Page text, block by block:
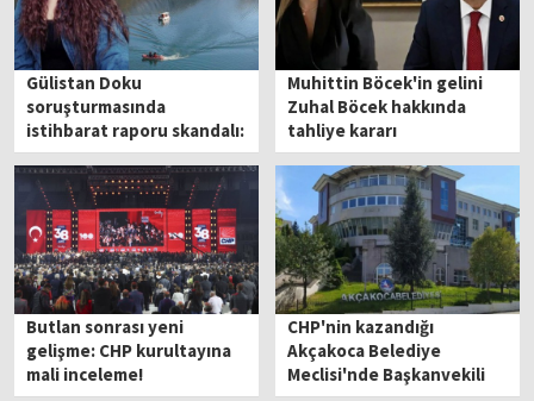
Gülistan Doku
soruşturmasında
istihbarat raporu skandalı:
Daraltılmış baz incelemesi
neden yapılmadı?
Muhittin Böcek'in gelini
Zuhal Böcek hakkında
tahliye kararı
Butlan sonrası yeni
gelişme: CHP kurultayına
mali inceleme!
CHP'nin kazandığı
Akçakoca Belediye
Meclisi'nde Başkanvekili